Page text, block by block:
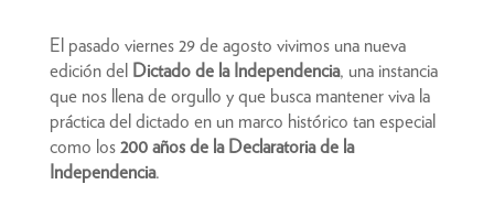
El pasado viernes 29 de agosto vivimos una nueva
edición del Dictado de la Independencia, una instancia
que nos llena de orgullo y que busca mantener viva la
práctica del dictado en un marco histórico tan especial
como los 200 años de la Declaratoria de la
Independencia.